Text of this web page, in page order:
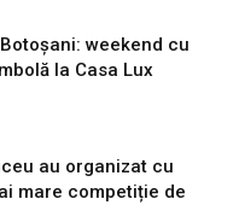
Botoșani: weekend cu
la Casa Lux
au organizat cu
mare competiție de